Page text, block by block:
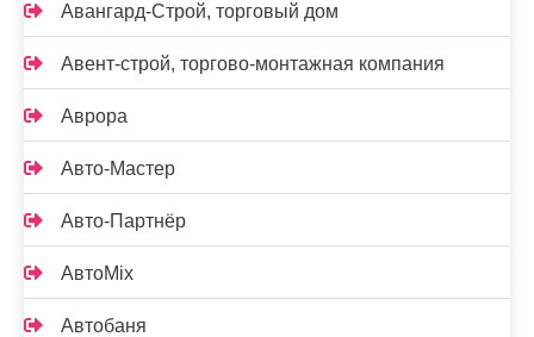
Авангард-Строй, торговый дом
Авент-строй, торгово-монтажная компания
Аврора
Авто-Мастер
Авто-Партнёр
АвтоMix
Автобаня